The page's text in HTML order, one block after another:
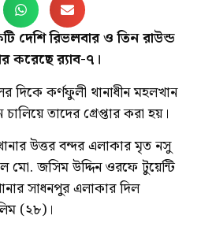
দেশি রিভলবার ও তিন রাউন্ড
করেছে র‍্যাব-৭।
দিকে কর্ণফুলী থানাধীন মহলখান
তাদের গ্রেপ্তার করা হয়।
উত্তর বন্দর এলাকার মৃত নসু
মো. জসিম উদ্দিন ওরফে টুয়েন্টি
সাধনপুর এলাকার দিল
(২৮)।